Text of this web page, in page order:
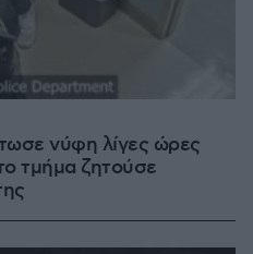
νύφη λίγες ώρες
τμήμα ζητούσε